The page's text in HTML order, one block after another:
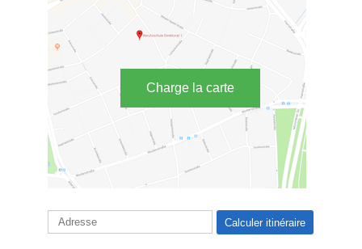
Charge la carte